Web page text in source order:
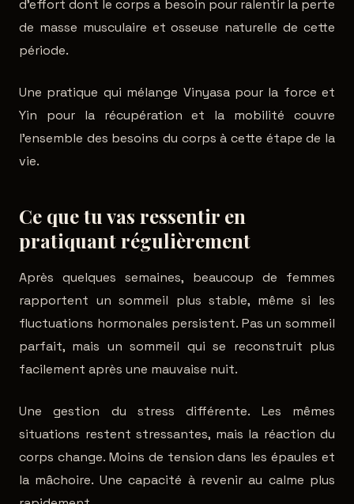
d'effort dont le corps a besoin pour ralentir la perte
de masse musculaire et osseuse naturelle de cette
période.
Une pratique qui mélange Vinyasa pour la force et
Yin pour la récupération et la mobilité couvre
l'ensemble des besoins du corps à cette étape de la
vie.
Ce que tu vas ressentir en
pratiquant régulièrement
Après quelques semaines, beaucoup de femmes
rapportent un sommeil plus stable, même si les
fluctuations hormonales persistent. Pas un sommeil
parfait, mais un sommeil qui se reconstruit plus
facilement après une mauvaise nuit.
Une gestion du stress différente. Les mêmes
situations restent stressantes, mais la réaction du
corps change. Moins de tension dans les épaules et
la mâchoire. Une capacité à revenir au calme plus